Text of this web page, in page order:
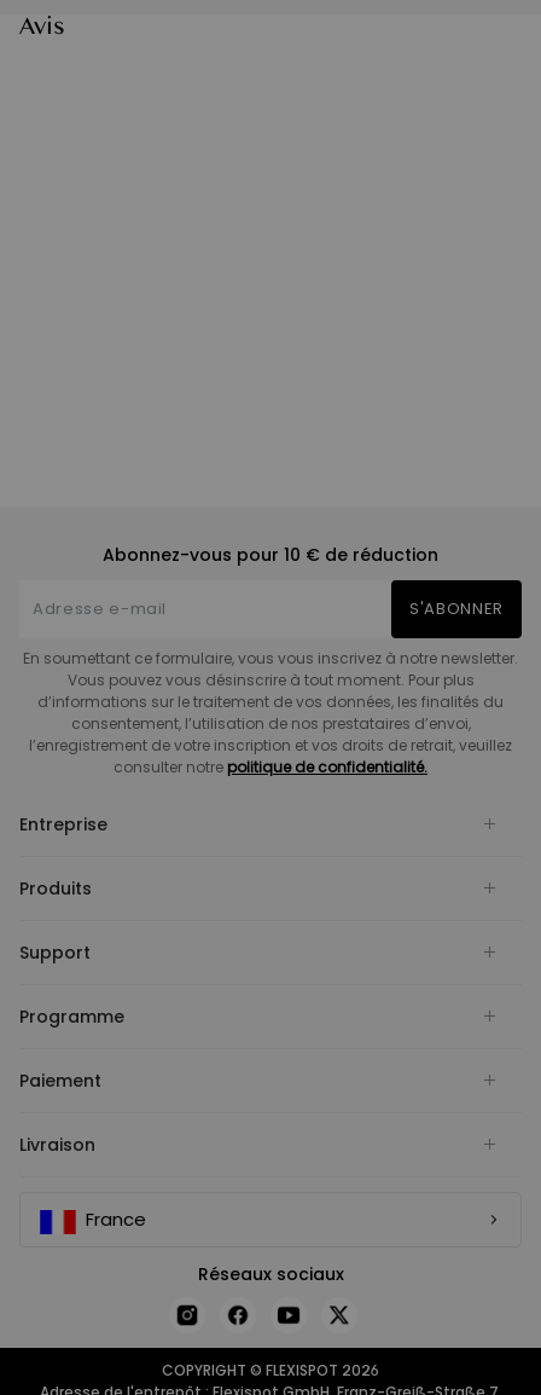
Avis
Abonnez-vous pour 10 € de réduction
S'ABONNER
En soumettant ce formulaire, vous vous inscrivez à notre newsletter.
Vous pouvez vous désinscrire à tout moment. Pour plus
d’informations sur le traitement de vos données, les finalités du
consentement, l’utilisation de nos prestataires d’envoi,
l’enregistrement de votre inscription et vos droits de retrait, veuillez
consulter notre politique de confidentialité.
Entreprise
Produits
Support
Programme
Paiement
Livraison
France
Réseaux sociaux
COPYRIGHT © FLEXISPOT 2026